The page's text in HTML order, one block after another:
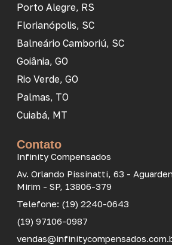
Porto Alegre, RS
Florianópolis, SC
Balneário Camboriú, SC
Goiânia, GO
Rio Verde, GO
Palmas, TO
Cuiabá, MT
Contato
Infinity Compensados
Av. Orlando Pissinatti, 63 -
Mirim - SP, 13806-379
Telefone: (19) 2240-0643
(19) 97106-0987